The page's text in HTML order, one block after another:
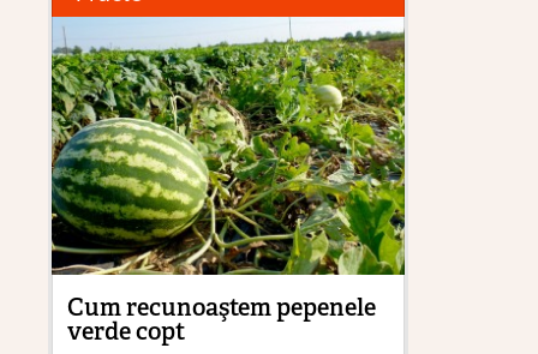
Cum recunoaştem pepenele
verde copt